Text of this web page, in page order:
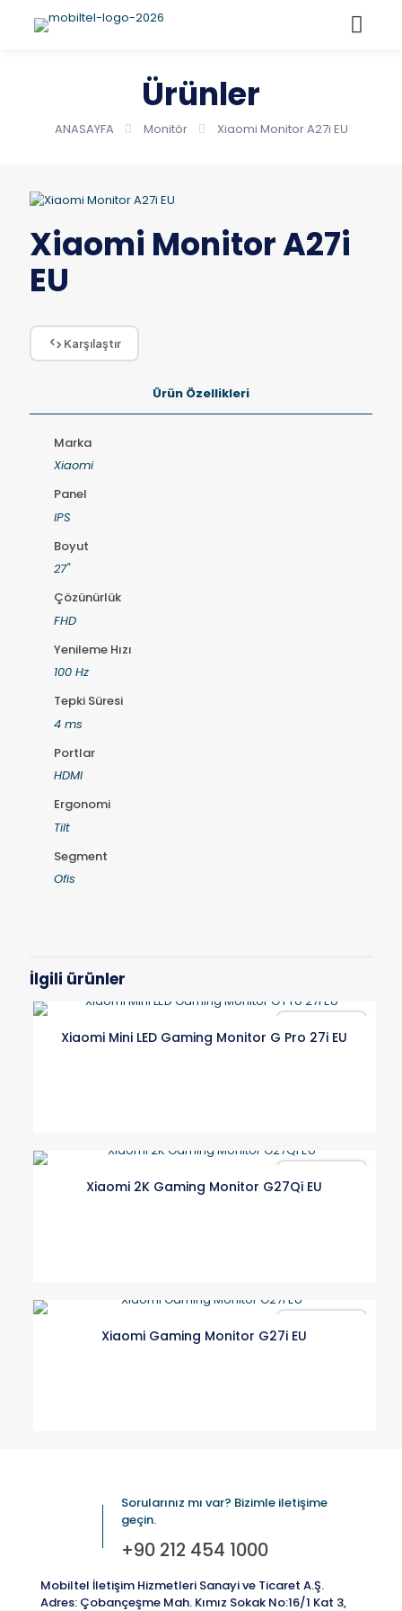
Ürünler
ANASAYFA Monitör Xiaomi Monitor A27i EU
Xiaomi Monitor A27i
EU
Karşılaştır
Ürün Özellikleri
Marka
Xiaomi
Panel
IPS
Boyut
27"
Çözünürlük
FHD
Yenileme Hızı
100 Hz
Tepki Süresi
4 ms
Portlar
HDMI
Ergonomi
Tilt
Segment
Ofis
İlgili ürünler
Xiaomi Mini LED Gaming Monitor G Pro 27i EU
Xiaomi 2K Gaming Monitor G27Qi EU
Xiaomi Gaming Monitor G27i EU
Sorularınız mı var? Bizimle iletişime
geçin.
+90 212 454 1000
Mobiltel İletişim Hizmetleri Sanayi ve Ticaret A.Ş.
Adres: Çobançeşme Mah. Kımız Sokak No:16/1 Kat 3,